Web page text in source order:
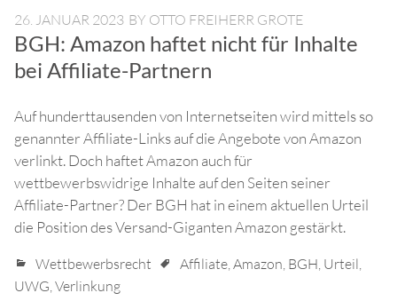
26. JANUAR 2023 BY OTTO FREIHERR GROTE
BGH: Amazon haftet nicht für Inhalte
bei Affiliate-Partnern
Auf hunderttausenden von Internetseiten wird mittels so
genannter Affiliate-Links auf die Angebote von Amazon
verlinkt. Doch haftet Amazon auch für
wettbewerbswidrige Inhalte auf den Seiten seiner
Affiliate-Partner? Der BGH hat in einem aktuellen Urteil
die Position des Versand-Giganten Amazon gestärkt.
Wettbewerbsrecht Affiliate,Amazon, BGH, Urteil,
UWG,Verlinkung